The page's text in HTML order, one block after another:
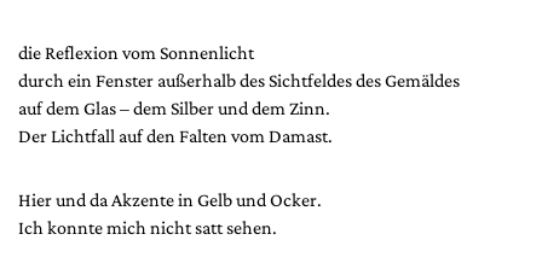
die Reflexion vom Sonnenlicht
durch ein Fenster außerhalb des Sichtfeldes des Gemäldes
auf dem Glas – dem Silber und dem Zinn.
Der Lichtfall auf den Falten vom Damast.
Hier und da Akzente in Gelb und Ocker.
Ich konnte mich nicht satt sehen.